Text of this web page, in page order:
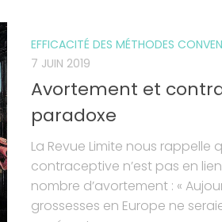
EFFICACITÉ DES MÉTHODES
7 JUIN 2019
Avortement et
paradoxe
La Revue Limite nous rappelle
contraceptive n’est pas en
nombre d’avortement : «
grossesses en Europe ne